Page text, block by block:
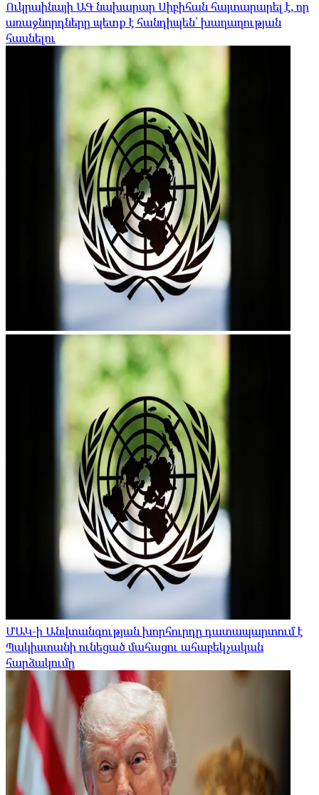
Ուկրաինայի ԱԳ նախարար Սիբիհան հայտարարել է, որ
առաջնորդները պետք է հանդիպեն՝ խաղաղության
հասնելու
ՄԱԿ-ի Անվտանգության խորհուրդը դատապարտում է
Պակիստանի ունեցած մահացու ահաբեկչական
հարձակումը